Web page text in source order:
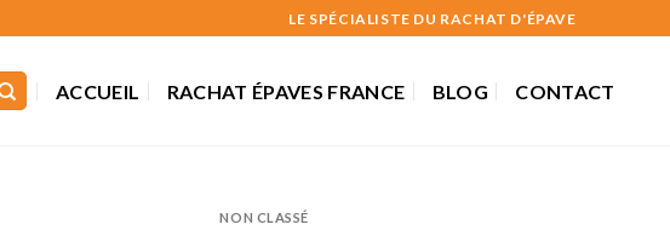
LE SPÉCIALISTE DU RACHAT D'ÉPAVE
ACCUEIL RACHAT ÉPAVES FRANCE BLOG CONTACT
NON CLASSÉ